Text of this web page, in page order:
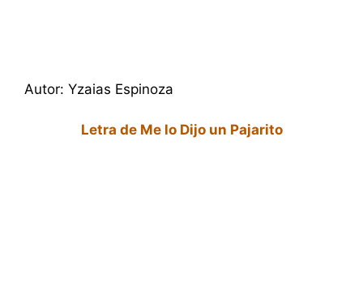
Autor: Yzaias Espinoza
Letra de Me lo Dijo un Pajarito